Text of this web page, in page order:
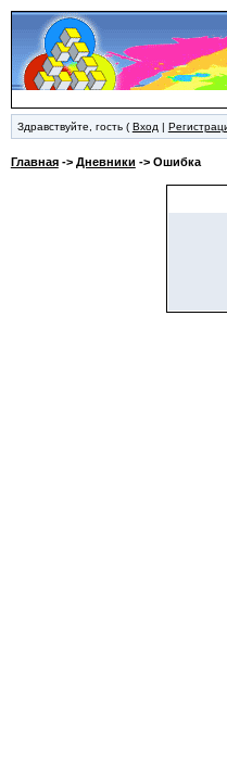
Здравствуйте, гость ( Вход |
Главная-> Дневники -> Ошибка